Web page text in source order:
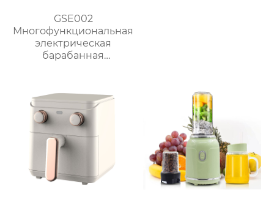
GSE002
Многофункциональная
электрическая
барабанная